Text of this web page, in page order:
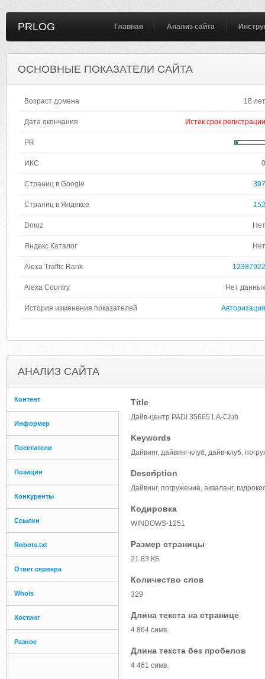
PRLOG Главная Анализ сайта
ОСНОВНЫЕ ПОКАЗАТЕЛИ САЙТА
Возраст домена 18 лет
Дата окончания Истек срок регистрации
PR
ИКС 0
Страниц в Google 397
Страниц в Яндексе 152
Dmoz Нет
Яндекс Каталог Нет
Alexa Traffic Rank 12387922
Alexa Country Нет данных
История изменения показателей Авторизация
АНАЛИЗ САЙТА
Контент
Информер
Посетители
Позиции
Конкуренты
Ссылки
Robots.txt
Ответ сервера
Whois
Хостинг
Разное
Title
Дайв-центр PADI 35665 LA-Club
Keywords
Дайвинг, дайвинг-клуб, дайв-клуб,
Description
Дайвинг, погружение, акваланг,
Кодировка
WINDOWS-1251
Размер страницы
21.83 КБ
Количество слов
329
Длина текста на странице
4 864 симв.
Длина текста без пробелов
4 461 симв.